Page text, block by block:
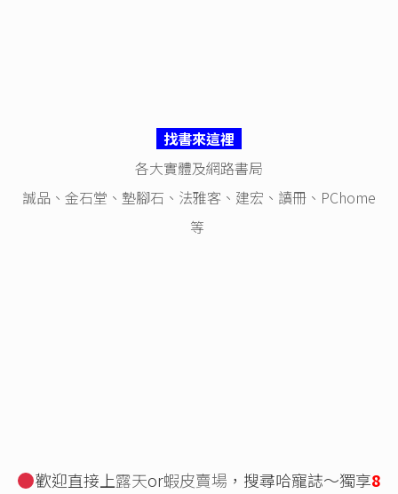
找書來這裡
各大實體及網路書局
誠品、金石堂、墊腳石、法雅客、建宏、讀冊、PChome
等
歡迎直接上露天or蝦皮賣場 ，搜尋哈寵誌～獨享8